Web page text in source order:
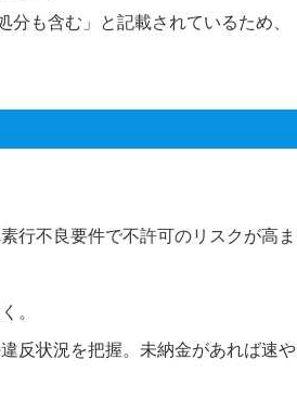
も含む」と記載されているため、
行不良要件で不許可のリスクが高ま
。
反状況を把握。未納金があれば速や